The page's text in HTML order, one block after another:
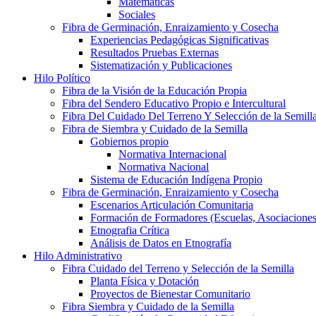
Sociales
Fibra de Germinación, Enraizamiento y Cosecha
Experiencias Pedagógicas Significativas
Resultados Pruebas Externas
Sistematización y Publicaciones
Hilo Político
Fibra de la Visión de la Educación Propia
Fibra del Sendero Educativo Propio e Intercultural
Fibra Del Cuidado Del Terreno Y Selección de la
Fibra de Siembra y Cuidado de la Semilla
Gobiernos propio
Normativa Internacional
Normativa Nacional
Sistema de Educación Indígena Propio
Fibra de Germinación, Enraizamiento y Cosecha
Escenarios Articulación Comunitaria
Formación de Formadores (Escuelas,
Etnografia Crítica
Análisis de Datos en Etnografía
Hilo Administrativo
Fibra Cuidado del Terreno y Selección de la Semilla
Planta Física y Dotación
Proyectos de Bienestar Comunitario
Fibra Siembra y Cuidado de la Semilla